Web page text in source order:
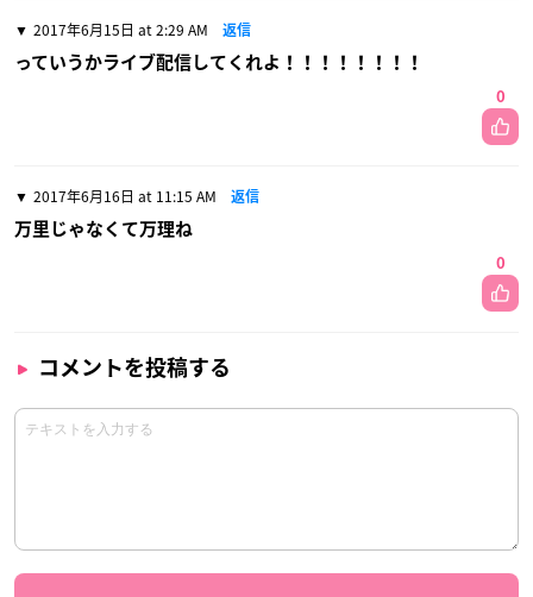
2017年6月15日 at 2:29 AM 返信
っていうかライブ配信してくれよ！！！！！！！！
0
2017年6月16日 at 11:15 AM 返信
万里じゃなくて万理ね
0
コメントを投稿する